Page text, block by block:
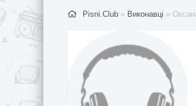
Pisni.Club » Виконавці »